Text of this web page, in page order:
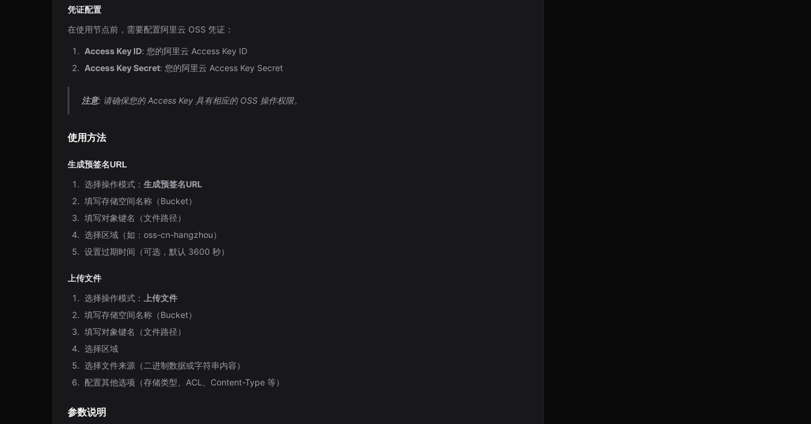
凭证配置
在使用节点前，需要配置阿里云 OSS 凭证：
Access Key ID: 您的阿里云 Access Key ID
Access Key Secret: 您的阿里云 Access Key Secret
注意: 请确保您的 Access Key 具有相应的 OSS 操作权限。
使用方法
生成预签名URL
选择操作模式： 生成预签名URL
填写存储空间名称（Bucket）
填写对象键名（文件路径）
选择区域（如：oss-cn-hangzhou）
设置过期时间（可选，默认 3600 秒）
上传文件
选择操作模式：
上传文件
填写存储空间名称（Bucket）
填写对象键名（文件路径）
选择区域
选择文件来源（二进制数据或字符串内容）
配置其他选项（存储类型、ACL、Content-Type 等）
参数说明